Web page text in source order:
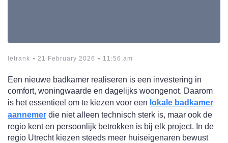
letrank - 21 February 2026 - 11:56 am
Een nieuwe badkamer realiseren is een investering in
comfort, woningwaarde en dagelijks woongenot. Daarom
is het essentieel om te kiezen voor een lokale badkamer
aannemer die niet alleen technisch sterk is, maar ook de
regio kent en persoonlijk betrokken is bij elk project. In de
regio Utrecht kiezen steeds meer huiseigenaren bewust